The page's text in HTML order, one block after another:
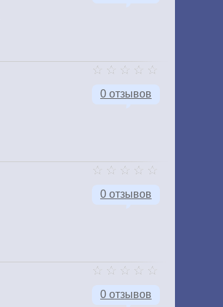
0 отзывов
0 отзывов
0 отзывов